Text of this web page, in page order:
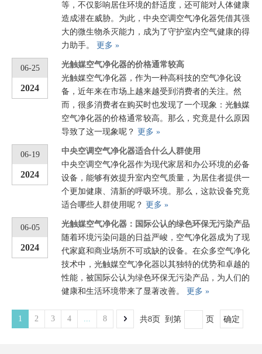
等，不仅影响居住环境的舒适度，还可能对人体健康
造成潜在威胁。为此，中央空调空气净化器凭借其强
大的微生物杀灭能力，成为了守护室内空气健康的得
力助手。 更多 »
06-25
2024
光触媒空气净化器的价格通常较高
光触媒空气净化器，作为一种高科技的空气净化设
备，近年来在市场上越来越受到消费者的关注。然
而，很多消费者在购买时也发现了一个现象：光触媒
空气净化器的价格通常较高。那么，究竟是什么原因
导致了这一现象呢？ 更多 »
06-19
2024
中央空调空气净化器适合什么人群使用
中央空调空气净化器作为现代家居和办公环境的必备
设备，能够有效提升室内空气质量，为居住者提供一
个更加健康、清新的呼吸环境。那么，这款设备究竟
适合哪些人群使用呢？ 更多 »
06-05
2024
光触媒空气净化器：国际公认的绿色环保无污染产品
随着环境污染问题的日益严峻，空气净化器成为了现
代家庭和商业场所不可或缺的设备。在众多空气净化
技术中，光触媒空气净化器以其独特的优势和卓越的
性能，被国际公认为绿色环保无污染产品，为人们的
健康和生活环境带来了显著改善。 更多 »
1 2 3 4 ... 8 共8页 到第 页 确定